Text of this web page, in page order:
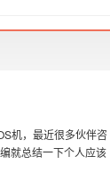
机，最近很多伙伴咨
就总结一下个人应该